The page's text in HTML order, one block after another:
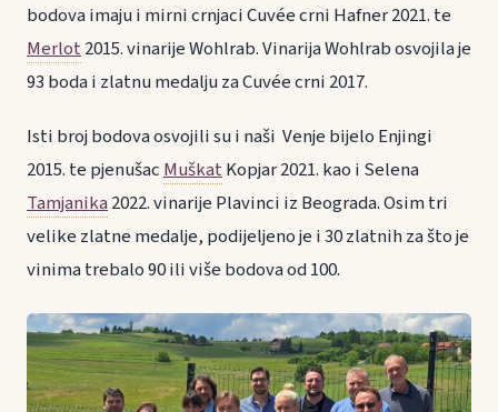
bodova imaju i mirni crnjaci Cuvée crni Hafner 2021. te
Merlot 2015. vinarije Wohlrab. Vinarija Wohlrab osvojila je
93 boda i zlatnu medalju za Cuvée crni 2017.
Isti broj bodova osvojili su i naši Venje bijelo Enjingi
2015. te pjenušacMuškatKopjar 2021. kao i Selena
Tamjanika2022. vinarije Plavinci iz Beograda. Osim tri
velike zlatne medalje, podijeljeno je i 30 zlatnih za što je
vinima trebalo 90 ili više bodova od 100.